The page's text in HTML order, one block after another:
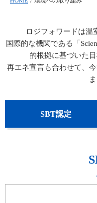
ロジフォワードは温
国際的な機関である「
的根拠に基づいた
再エネ宣言も合わせて、
SBT認定